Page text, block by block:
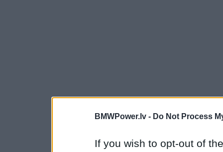
BMWPower.lv - Do Not Process
If you wish to opt-out of